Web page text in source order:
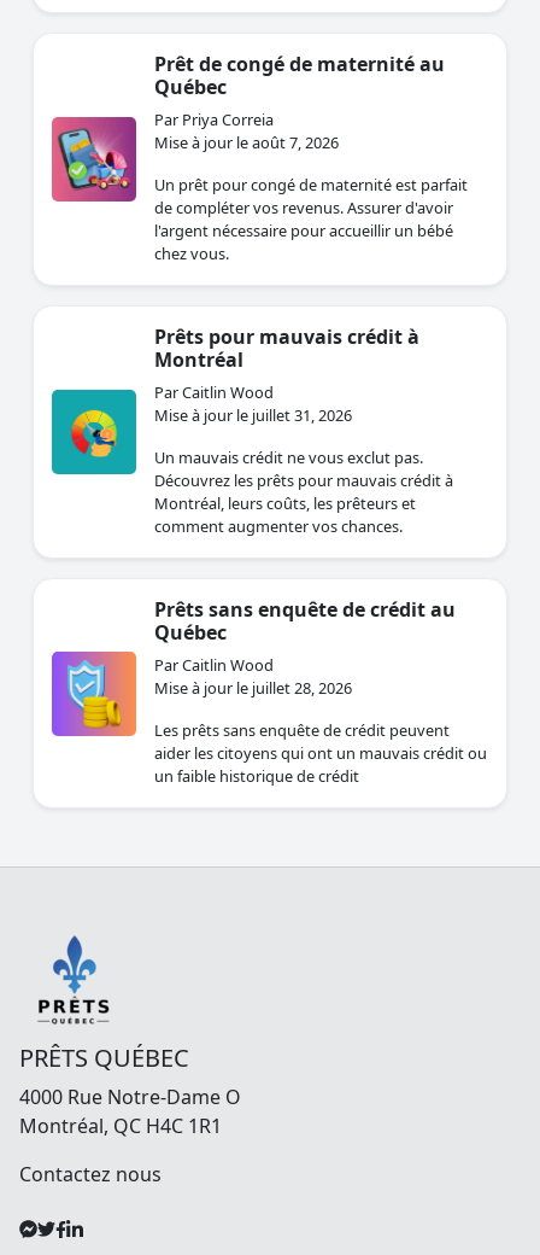
Prêt de congé de maternité au
Québec
Par Priya Correia
Mise à jour le août 7, 2026
Un prêt pour congé de maternité est parfait
de compléter vos revenus. Assurer d'avoir
l'argent nécessaire pour accueillir un bébé
chez vous.
Prêts pour mauvais crédit à
Montréal
Par Caitlin Wood
Mise à jour le juillet 31, 2026
Un mauvais crédit ne vous exclut pas.
Découvrez les prêts pour mauvais crédit à
Montréal, leurs coûts, les prêteurs et
comment augmenter vos chances.
Prêts sans enquête de crédit au
Québec
Par Caitlin Wood
Mise à jour le juillet 28, 2026
Les prêts sans enquête de crédit peuvent
aider les citoyens qui ont un mauvais crédit ou
un faible historique de crédit
PRÊTS QUÉBEC
4000 Rue Notre-Dame O
Montréal, QC H4C 1R1
Contactez nous